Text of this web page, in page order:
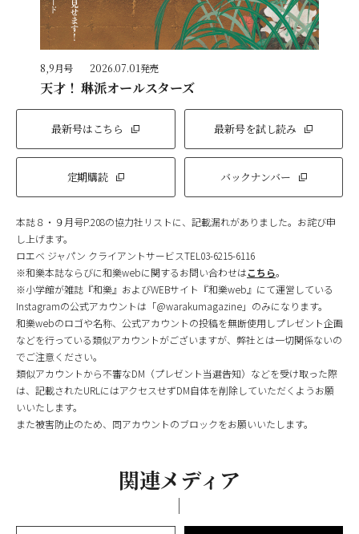
8,9月号 2026.07.01発売
天才！ 琳派オールスターズ
最新号はこちら 最新号を試し読み
定期購読 バックナンバー
本誌８・９月号P.208の協力社リストに、記載漏れがありました。お詫び申
し上げます。
ロエベ ジャパン クライアントサービスTEL03-6215-6116
※和樂本誌ならびに和樂webに関するお問い合わせはこちら。
※小学館が雑誌『和樂』およびWEBサイト『和樂web』にて運営している
Instagramの公式アカウントは「@warakumagazine」のみになります。
和樂webのロゴや名称、公式アカウントの投稿を無断使用しプレゼント企画
などを行っている類似アカウントがございますが、弊社とは一切関係ないの
でご注意ください。
類似アカウントから不審なDM（プレゼント当選告知）などを受け取った際
は、記載されたURLにはアクセスせずDM自体を削除していただくようお願
いいたします。
また被害防止のため、同アカウントのブロックをお願いいたします。
関連メディア